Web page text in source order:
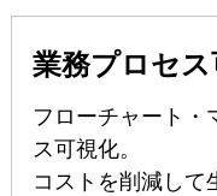
業務プロセ
フローチャート・
ス可視化。
コストを削減して